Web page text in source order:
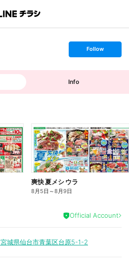
s
t
o
Follow
Info
爽快 夏メシ ウラ
8月5日 ～8月9日
Official Account
宮城県仙台市青葉区台原5-1-2